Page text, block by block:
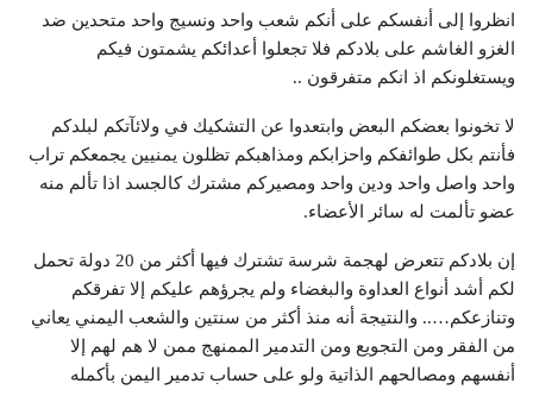
انظروا إلى أنفسكم على أنكم شعب واحد ونسيج واحد متحدين ضد
الغزو الغاشم على بلادكم فلا تجعلوا أعدائكم يشمتون فيكم
ويستغلونكم اذ انكم متفرقون ..
لا تخونوا بعضكم البعض وابتعدوا عن التشكيك في ولائآتكم لبلدكم
فأنتم بكل طوائفكم واحزابكم ومذاهبكم تظلون يمنيين يجمعكم تراب
واحد واصل واحد ودين واحد ومصيركم مشترك كالجسد اذا تألم منه
عضو تألمت له سائر الأعضاء.
إن بلادكم تتعرض لهجمة شرسة تشترك فيها أكثر من 20 دولة تحمل
لكم أشد أنواع العداوة والبغضاء ولم يجرؤهم عليكم إلا تفرقكم
وتنازعكم….. والنتيجة أنه منذ أكثر من سنتين والشعب اليمني يعاني
من الفقر ومن التجويع ومن التدمير الممنهج ممن لا هم لهم إلا
أنفسهم ومصالحهم الذاتية ولو على حساب تدمير اليمن بأكمله